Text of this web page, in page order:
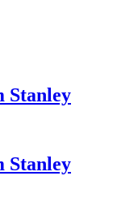
Stanley
Stanley